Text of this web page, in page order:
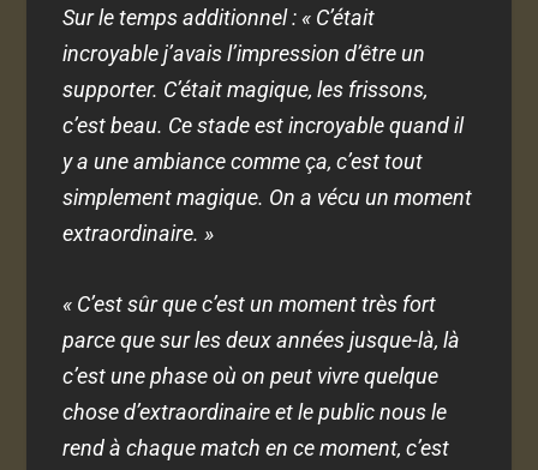
Sur le temps additionnel : « C’était
incroyable j’avais l’impression d’être un
supporter. C’était magique, les frissons,
c’est beau. Ce stade est incroyable quand il
y a une ambiance comme ça, c’est tout
simplement magique. On a vécu un moment
extraordinaire. »
« C’est sûr que c’est un moment très fort
parce que sur les deux années jusque-là, là
c’est une phase où on peut vivre quelque
chose d’extraordinaire et le public nous le
rend à chaque match en ce moment, c’est